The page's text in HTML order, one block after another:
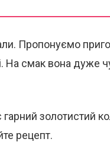
Пропонуємо
На смак вона дуже
золотистий
рецепт.